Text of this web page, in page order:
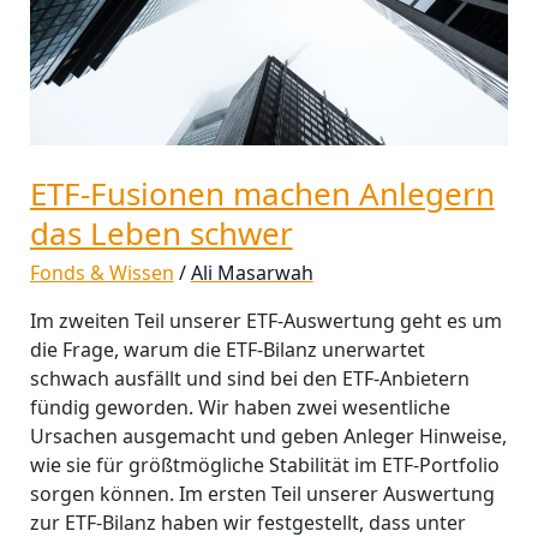
ETF-Fusionen machen Anlegern
das Leben schwer
Fonds & Wissen /Ali Masarwah
Im zweiten Teil unserer ETF-Auswertung geht es um
die Frage, warum die ETF-Bilanz unerwartet
schwach ausfällt und sind bei den ETF-Anbietern
fündig geworden. Wir haben zwei wesentliche
Ursachen ausgemacht und geben Anleger Hinweise,
wie sie für größtmögliche Stabilität im ETF-Portfolio
sorgen können. Im ersten Teil unserer Auswertung
zur ETF-Bilanz haben wir festgestellt, dass unter
schwer